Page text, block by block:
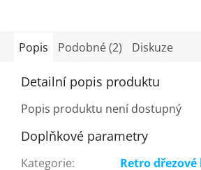
Popis Podobné (2) Diskuze
Detailní popis produktu
Popis produktu není dostupný
Doplňkové parametry
Kategorie:
Retro